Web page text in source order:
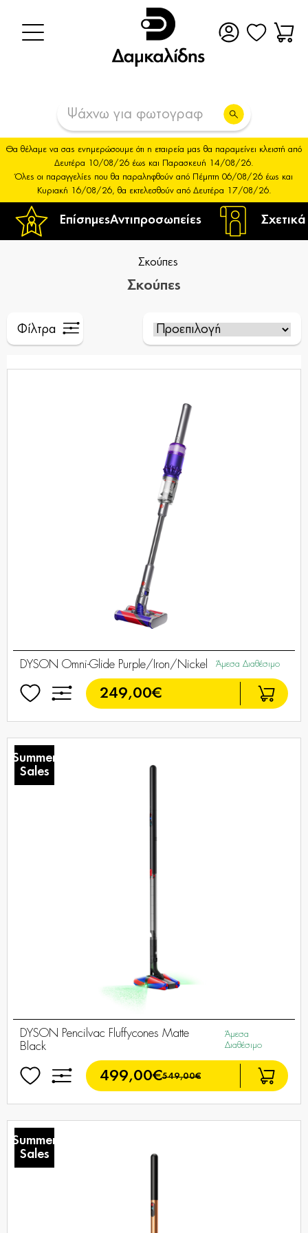
ΕπίσημεςΑντιπροσωπείες
Θα θέλαμε να σας ενημερώσουμε ότι η εταιρεία μας θα παραμείνει κλειστή από
Δευτέρα 10/08/26 έως και Παρασκευή 14/08/26.
Όλες οι παραγγελίες που θα παραληφθούν από Πέμπτη 06/08/26 έως και
Κυριακή 16/08/26, θα εκτελεσθούν από Δευτέρα 17/08/26.
Σκούπες
Σκούπες
Φίλτρα
DYSON Omni-Glide Purple/Iron/Nickel Άμεσα Διαθέσιμο
249,00€
Summer
Sales
DYSON Pencilvac Fluffycones Matte
Black
Άμεσα
Διαθέσιμο
499,00€549,00€
Summer
Sales